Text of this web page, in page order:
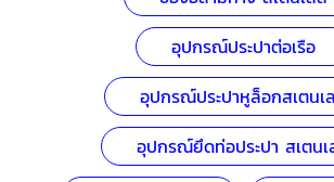
อุปกรณ์ประปาต่อเรือ
อุปกรณ์ประปาหูล็อกสเตนเ
อุปกรณ์ยึดท่อประปา สเตน